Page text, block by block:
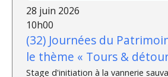
28 juin 2026
10h00
(32) Journées du
le thème « Tours &
Stage d'initiation à la vannerie